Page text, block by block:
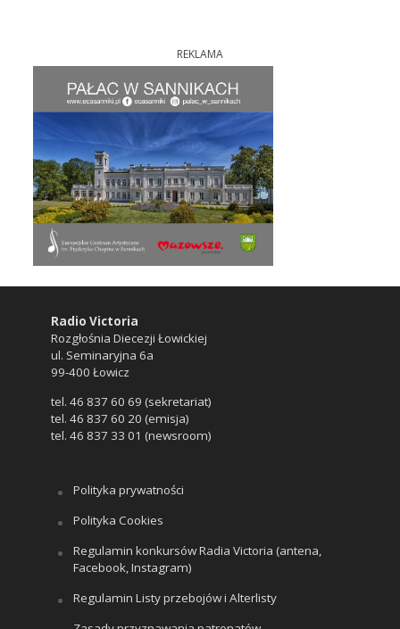
REKLAMA
Radio Victoria
Rozgłośnia Diecezji Łowickiej
ul. Seminaryjna 6a
99-400 Łowicz
tel. 46 837 60 69 (sekretariat)
tel. 46 837 60 20 (emisja)
tel. 46 837 33 01 (newsroom)
Polityka prywatności
Polityka Cookies
Regulamin konkursów Radia Victoria (antena,
Facebook, Instagram)
Regulamin Listy przebojów i Alterlisty